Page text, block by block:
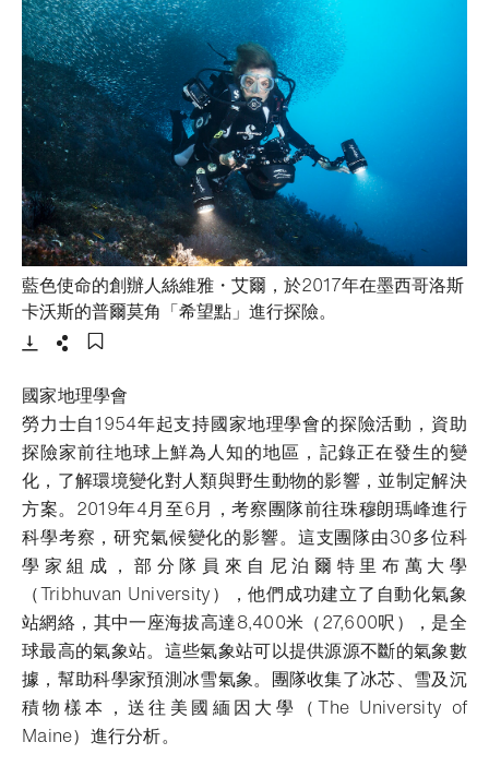
藍色使命的創辦人絲維雅・艾爾，於2017年在墨西哥洛斯
卡沃斯的普爾莫角「希望點」進行探險。
國家地理學會
勞力士自1954年起支持國家地理學會的探險活動，資助
探險家前往地球上鮮為人知的地區，記錄正在發生的變
化，了解環境變化對人類與野生動物的影響，並制定解決
方案。2019年4月至6月，考察團隊前往珠穆朗瑪峰進行
科學考察，研究氣候變化的影響。這支團隊由30多位科
學家組成，部分隊員來自尼泊爾特里布萬大學
（Tribhuvan University），他們成功建立了自動化氣象
站網絡，其中一座海拔高達8,400米（27,600呎），是全
球最高的氣象站。這些氣象站可以提供源源不斷的氣象數
據，幫助科學家預測冰雪氣象。團隊收集了冰芯、雪及沉
積物樣本，送往美國緬因大學（The University of
Maine）進行分析。